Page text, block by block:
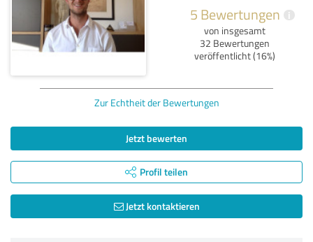
5 Bewertungen i
von insgesamt
32 Bewertungen
veröffentlicht (16%)
Zur Echtheit der Bewertungen
Jetzt bewerten
Profil teilen
Jetzt kontaktieren